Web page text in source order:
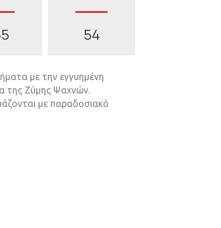
54
με την εγγυημένη
της Ζύμης Ψαχνών.
με παραδοσιακό